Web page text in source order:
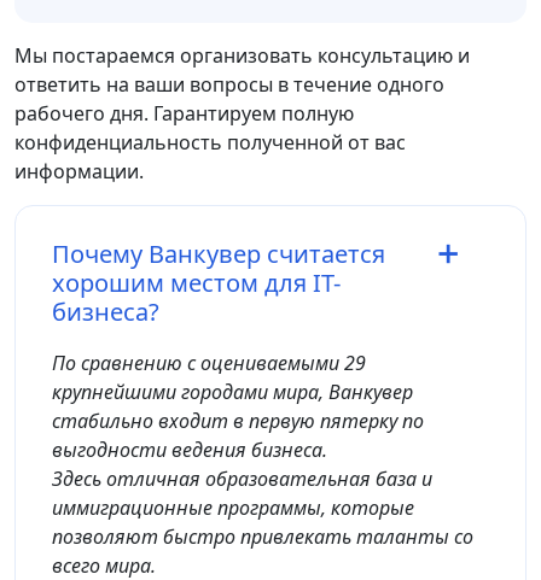
Мы постараемся организовать консультацию и
ответить на ваши вопросы в течение одного
рабочего дня. Гарантируем полную
конфиденциальность полученной от вас
информации.
Почему Ванкувер считается
хорошим местом для IT-
бизнеса?
По сравнению с оцениваемыми 29
крупнейшими городами мира, Ванкувер
стабильно входит в первую пятерку по
выгодности ведения бизнеса.
Здесь отличная образовательная база и
иммиграционные программы, которые
позволяют быстро привлекать таланты со
всего мира.